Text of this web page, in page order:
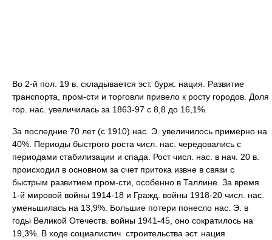
Во 2-й пол. 19 в. складывается эст. бурж. нация. Развитие
транспорта, пром-сти и торговли привело к росту городов. Доля
гор. нас. увеличилась за 1863-97 с 8,8 до 16,1%.
За последние 70 лет (с 1910) нас. Э. увеличилось примерно на
40%. Периоды быстрого роста числ. нас. чередовались с
периодами стабилизации и спада. Рост числ. нас. в нач. 20 в.
происходил в основном за счет притока извне в связи с
быстрым развитием пром-сти, особенно в Таллине. За время
1-й мировой войны 1914-18 и Гражд. войны 1918-20 числ. нас.
уменьшилась на 13,9%. Большие потери понесло нас. Э. в
годы Великой Отечеств. войны 1941-45, оно сократилось на
19,3%. В ходе социалистич. строительства эст. нация